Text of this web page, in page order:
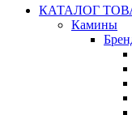
КАТАЛОГ
Камины